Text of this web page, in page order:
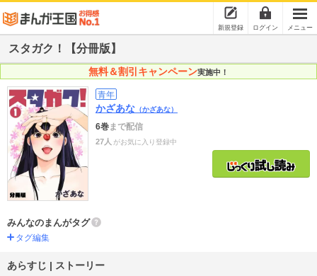
新規登録 ログイン メニュー
スタガク！【分冊版】
無料＆割引キャンペーン実施中！
青年
かざあな （かざあな）
6巻まで配信
27人 がお気に入り登録中
みんなのまんがタグ
タグ編集
あらすじ | ストーリー